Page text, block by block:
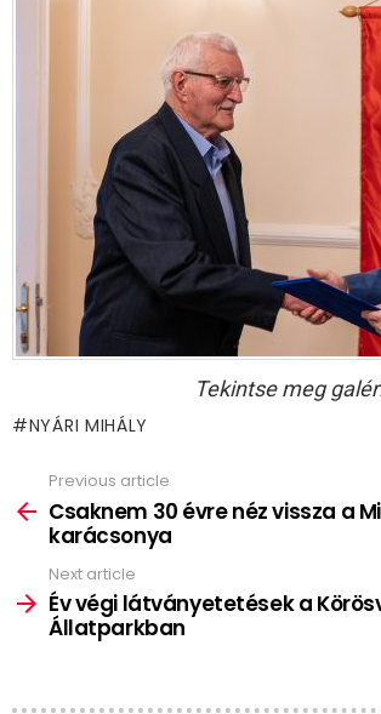
Tekintse meg
NYÁRI MIHÁLY
more
Previous article
Csaknem 30 évre néz vissza a
karácsonya
Next article
Év végi látványetetések a
Állatparkban